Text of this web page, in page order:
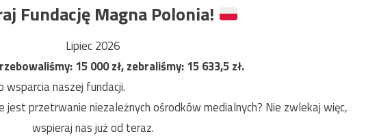
Fundację Magna Polonia!
Lipiec 2026
15 000zł, zebraliśmy:15 633,5zł.
wsparcia naszej fundacji.
przetrwanie niezależnych ośrodków medialnych? Nie zwlekaj więc,
wspieraj nas już od teraz.